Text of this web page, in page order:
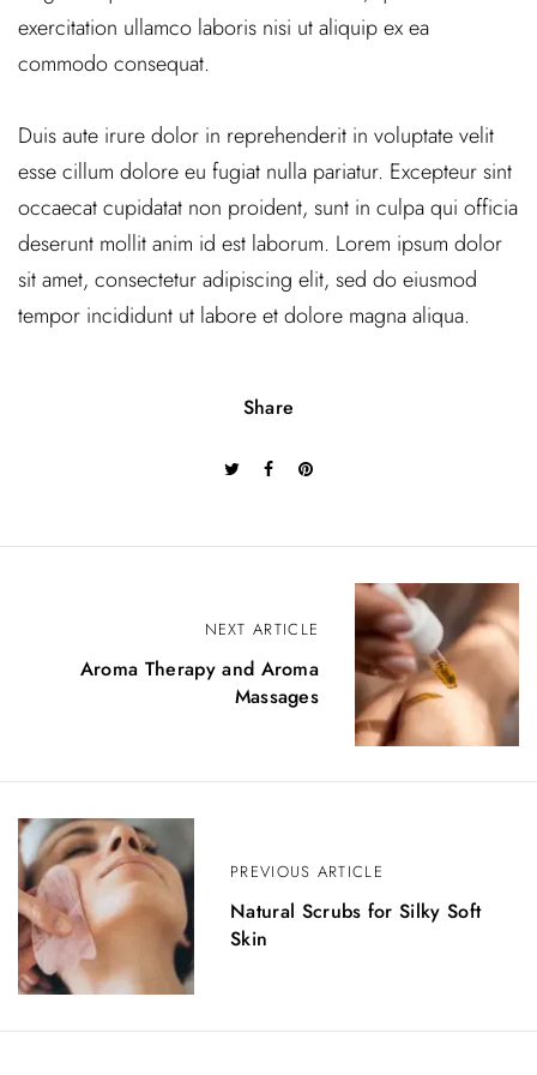
exercitation ullamco laboris nisi ut aliquip ex ea
commodo consequat.
Duis aute irure dolor in reprehenderit in voluptate velit
esse cillum dolore eu fugiat nulla pariatur. Excepteur sint
occaecat cupidatat non proident, sunt in culpa qui officia
deserunt mollit anim id est laborum. Lorem ipsum dolor
sit amet, consectetur adipiscing elit, sed do eiusmod
tempor incididunt ut labore et dolore magna aliqua.
Share
g
a
z
i
o
n
PREVIOUS ARTICLE
Natural Scrubs for Silky Soft
Skin
NEXT ARTICLE
Aroma Therapy and Aroma
Massages